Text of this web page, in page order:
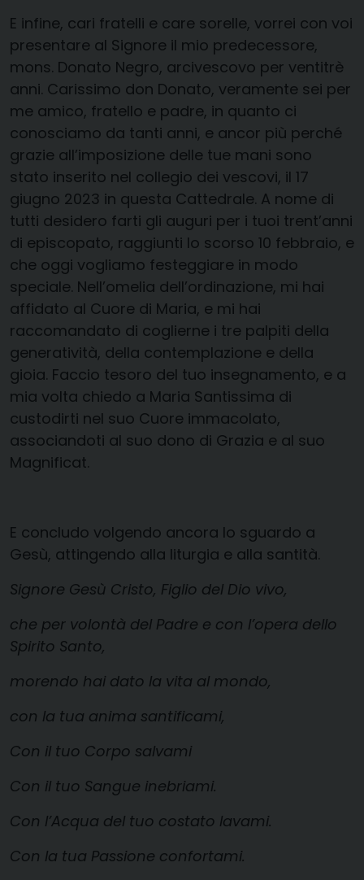
E infine, cari fratelli e care sorelle, vorrei con voi
presentare al Signore il mio predecessore,
mons. Donato Negro, arcivescovo per ventitrè
anni. Carissimo don Donato, veramente sei per
me amico, fratello e padre, in quanto ci
conosciamo da tanti anni, e ancor più perché
grazie all’imposizione delle tue mani sono
stato inserito nel collegio dei vescovi, il 17
giugno 2023 in questa Cattedrale. A nome di
tutti desidero farti gli auguri per i tuoi trent’anni
di episcopato, raggiunti lo scorso 10 febbraio, e
che oggi vogliamo festeggiare in modo
speciale. Nell’omelia dell’ordinazione, mi hai
affidato al Cuore di Maria, e mi hai
raccomandato di coglierne i tre palpiti della
generatività, della contemplazione e della
gioia. Faccio tesoro del tuo insegnamento, e a
mia volta chiedo a Maria Santissima di
custodirti nel suo Cuore immacolato,
associandoti al suo dono di Grazia e al suo
Magnificat.
E concludo volgendo ancora lo sguardo a
Gesù, attingendo alla liturgia e alla santità.
Signore Gesù Cristo, Figlio del Dio vivo,
che per volontà del Padre e con l’opera dello
Spirito Santo,
morendo hai dato la vita al mondo,
con la tua anima santificami,
Con il tuo Corpo salvami
Con il tuo Sangue inebriami.
Con l’Acqua del tuo costato lavami.
Con la tua Passione confortami.